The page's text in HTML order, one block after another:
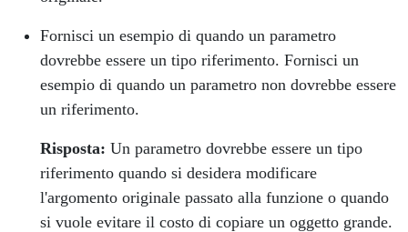
Fornisci un esempio di quando un parametro
dovrebbe essere un tipo riferimento. Fornisci un
esempio di quando un parametro non dovrebbe essere
un riferimento.
Risposta: Un parametro dovrebbe essere un tipo
riferimento quando si desidera modificare
l'argomento originale passato alla funzione o quando
si vuole evitare il costo di copiare un oggetto grande.